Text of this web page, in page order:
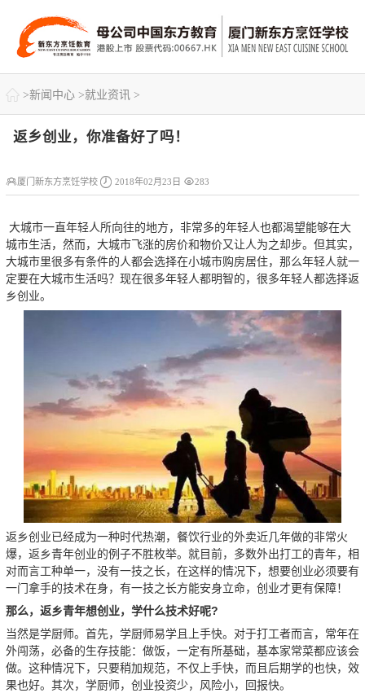
 >新闻中心 >就业资讯 >
返乡创业，你准备好了吗！
厦门新东方烹饪学校  2018年02月23日 283
大城市一直年轻人所向往的地方，非常多的年轻人也都渴望能够在大
城市生活，然而，大城市飞涨的房价和物价又让人为之却步。但其实，
大城市里很多有条件的人都会选择在小城市购房居住，那么年轻人就一
定要在大城市生活吗？现在很多年轻人都明智的，很多年轻人都选择返
乡创业。
返乡创业已经成为一种时代热潮，餐饮行业的外卖近几年做的非常火
爆，返乡青年创业的例子不胜枚举。就目前，多数外出打工的青年，相
对而言工种单一，没有一技之长，在这样的情况下，想要创业必须要有
一门拿手的技术在身，有一技之长方能安身立命，创业才更有保障！
那么，返乡青年想创业，学什么技术好呢?
当然是学厨师。首先，学厨师易学且上手快。对于打工者而言，常年在
外闯荡，必备的生存技能：做饭，一定有所基础，基本家常菜都应该会
做。这种情况下，只要稍加规范，不仅上手快，而且后期学的也快，效
果也好。其次，学厨师，创业投资少，风险小，回报快。